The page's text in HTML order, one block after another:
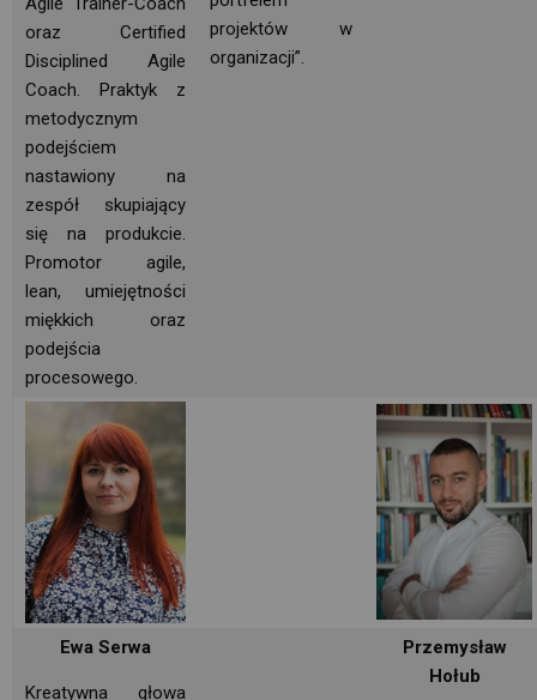
oraz Certified
Disciplined Agile
Coach. Praktyk z
metodycznym
podejściem
nastawiony na
zespół skupiający
się na produkcie.
Promotor agile,
lean, umiejętności
miękkich oraz
podejścia
procesowego.
projektów w
organizacji”.
Ewa Serwa
Kreatywna głowa
Przemysław
Hołub